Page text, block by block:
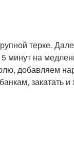
терке.
минут на
добавляем
закатать и